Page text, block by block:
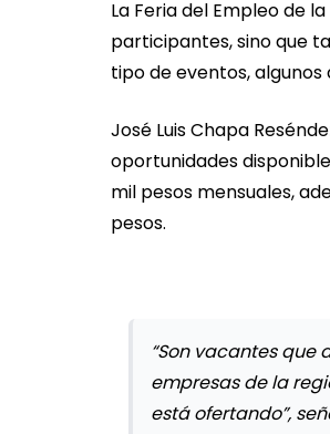
La Feria del Empleo de
participantes, sino que
tipo de eventos,
José Luis Chapa
oportunidades
mil pesos mensuales,
pesos.
“Son vacantes que
empresas de la
está ofertando”,